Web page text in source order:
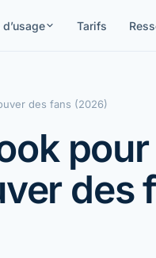
Tarifs
des fans (2026)
pour
des